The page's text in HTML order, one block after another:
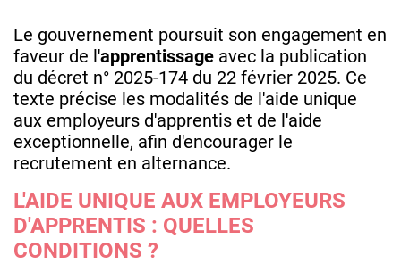
Le gouvernement poursuit son engagement en
faveur de l'apprentissage avec la publication
du décret n° 2025-174 du 22 février 2025. Ce
texte précise les modalités de l'aide unique
aux employeurs d'apprentis et de l'aide
exceptionnelle, afin d'encourager le
recrutement en alternance.
L'AIDE UNIQUE AUX EMPLOYEURS
D'APPRENTIS : QUELLES
CONDITIONS ?